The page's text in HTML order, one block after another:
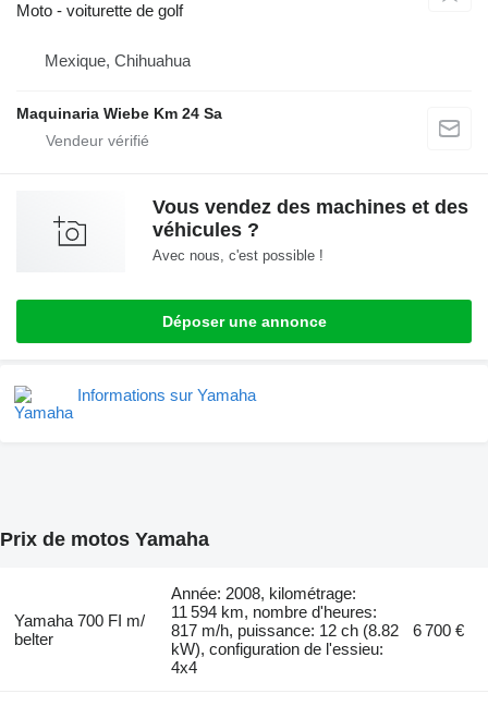
Moto - voiturette de golf
Mexique, Chihuahua
Maquinaria Wiebe Km 24 Sa
Vous vendez des machines et des
véhicules ?
Avec nous, c'est possible !
Déposer une annonce
Informations sur Yamaha
Prix de motos Yamaha
Yamaha 700 FI m/
belter
Année: 2008, kilométrage:
11 594 km, nombre d'heures:
817 m/h, puissance: 12 ch (8.82
kW), configuration de l'essieu:
4x4
6 700 €